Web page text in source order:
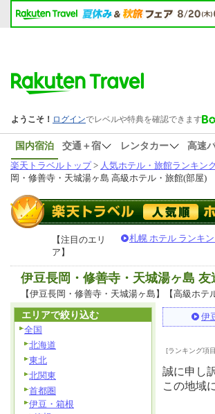
国内宿泊 交通＋宿 レンタカー 高速
楽天トラベルトップ> 人気ホテル・旅館ランキン
岡・修善寺・天城湯ヶ島 高級ホテル・旅館(部屋)
【注目のエリ
ア】
札幌 ホテル ランキ
伊豆長岡・修善寺・天城湯ヶ島
【伊豆長岡・修善寺・天城湯ヶ島】【高級ホ
伊
[ランキング項
誠に申し
この地域
エリアで絞り込む
全国
北海道
東北
北関東
首都圏
伊豆・箱根